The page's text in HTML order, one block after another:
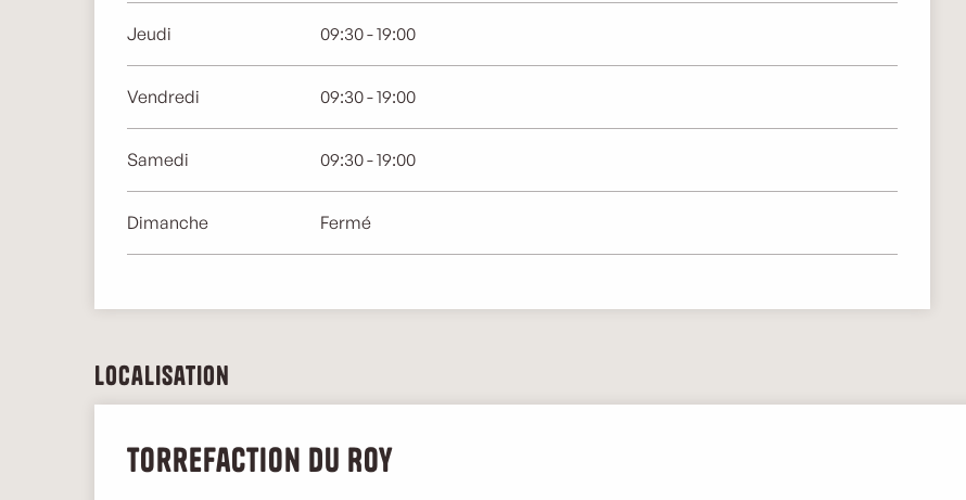
Jeudi 09:30 - 19:00
Vendredi 09:30 - 19:00
Samedi 09:30 - 19:00
Dimanche Fermé
Localisation
Torrefaction du Roy